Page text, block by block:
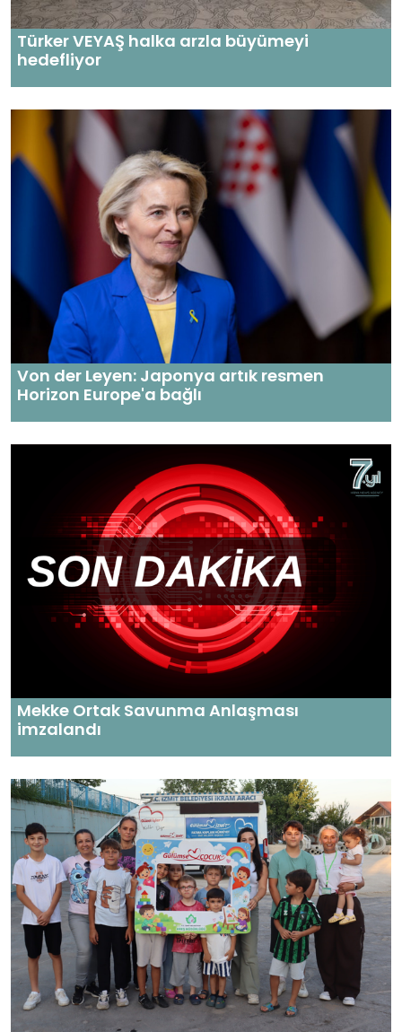
Türker VEYAŞ halka arzla büyümeyi
hedefliyor
Von der Leyen: Japonya artık resmen
Horizon Europe'a bağlı
Mekke Ortak Savunma Anlaşması
imzalandı